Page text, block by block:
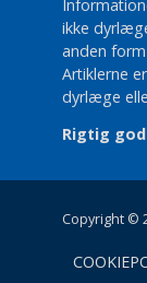
ikke
anden
Artiklerne
dyrlæge
Rigtig
Copyright ©